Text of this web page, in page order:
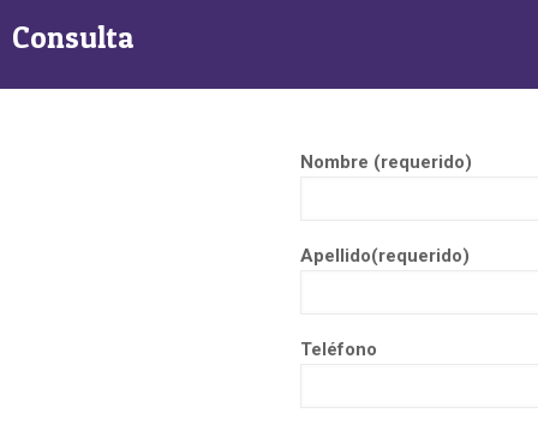
Consulta
Nombre (requerido)
Apellido(requerido)
Teléfono